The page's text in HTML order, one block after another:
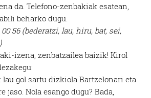
da. Telefono-zenbakiak esatean,
beharko dugu.
56 (bederatzi, lau, hiru, bat, sei,
izena, zenbatzailea baizik! Kirol
lau gol sartu dizkiola Bartzelonari eta
jaso. Nola esango dugu? Bada,